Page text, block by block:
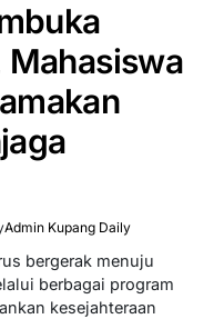
Mahasiswa
Admin Kupang Daily
bergerak menuju
berbagai program
kesejahteraan